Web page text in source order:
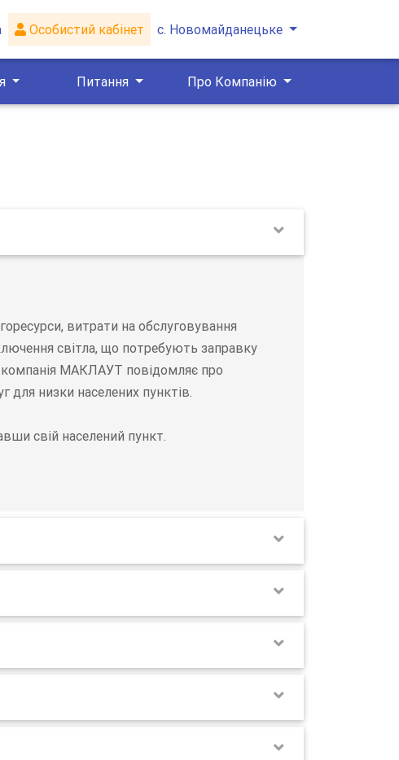
Особистий кабінет с. Новомайданецьке
Питання Про Компанію
витрати на обслуговування
світла, що потребують заправку
компанія МАКЛАУТ повідомляє про
для низки населених пунктів.
свій населений пункт.